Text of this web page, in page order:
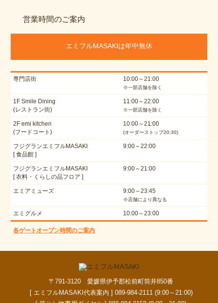
営業時間のご案内
エミフルMASAKIは年中無休
専門店街 10:00～21:00
※一部店舗を除く
1F Smile Dining
(レストラン街)
11:00～22:00
※一部店舗を除く
2F emi kitchen
(フードコート)
10:00～21:00
(オーダーストップ20:30)
フジグランエミフルMASAKI
[ 食品館 ]
9:00～22:00
フジグランエミフルMASAKI
[ 衣料・くらしの品フロア ]
9:00～21:00
エミアミューズ 9:00～23:45
※店舗により異なる
エミグルメ 10:00～23:00
各ゲートオープン時間のご案内
〒791-3120 愛媛県伊予郡松前町筒井850番
[ エミフルMASAKI代表案内 ] 089-984-2111 (9:00～21:00)